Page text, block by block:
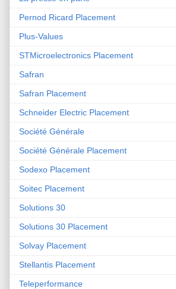
Pernod Ricard Placement
Plus-Values
STMicroelectronics Placement
Safran
Safran Placement
Schneider Electric Placement
Société Générale
Société Générale Placement
Sodexo Placement
Soitec Placement
Solutions 30
Solutions 30 Placement
Solvay Placement
Stellantis Placement
Teleperformance